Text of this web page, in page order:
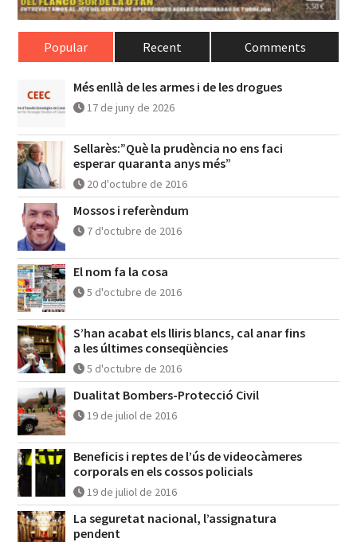
Popular Recent Comments
Més enllà de les armes i de les drogues
17 de juny de 2026
Sellarès:”Què la prudència no ens faci
esperar quaranta anys més”
20 d'octubre de 2016
Mossos i referèndum
7 d'octubre de 2016
El nom fa la cosa
5 d'octubre de 2016
S’han acabat els lliris blancs, cal anar fins
a les últimes conseqüències
5 d'octubre de 2016
Dualitat Bombers-Protecció Civil
19 de juliol de 2016
Beneficis i reptes de l’ús de videocàmeres
corporals en els cossos policials
19 de juliol de 2016
La seguretat nacional, l’assignatura
pendent